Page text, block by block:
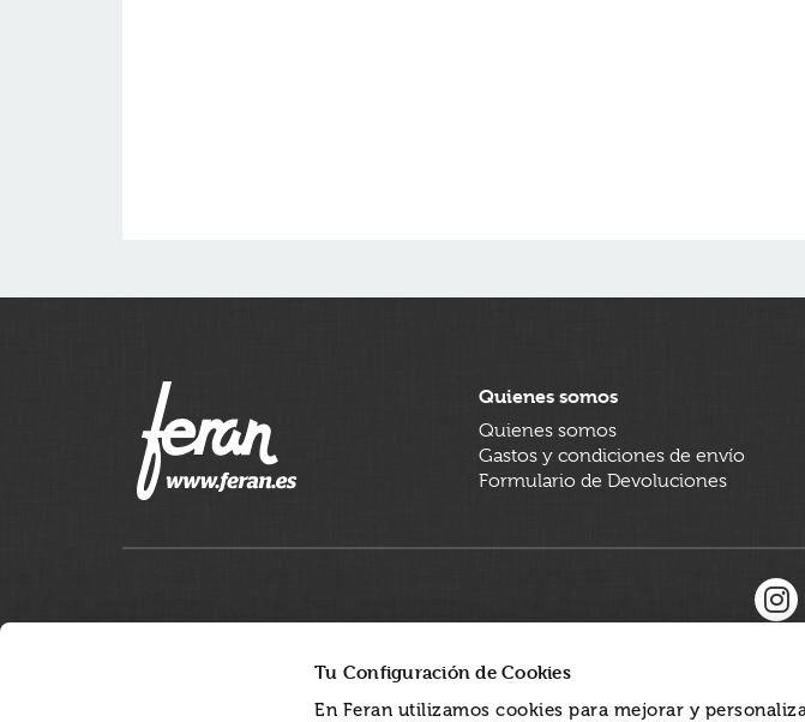
Tu Configuración de Cookies
En Feran utilizamos cookies para mejorar y
Quienes somos
Quienes somos
Gastos y condiciones de envío
Formulario de Devoluciones